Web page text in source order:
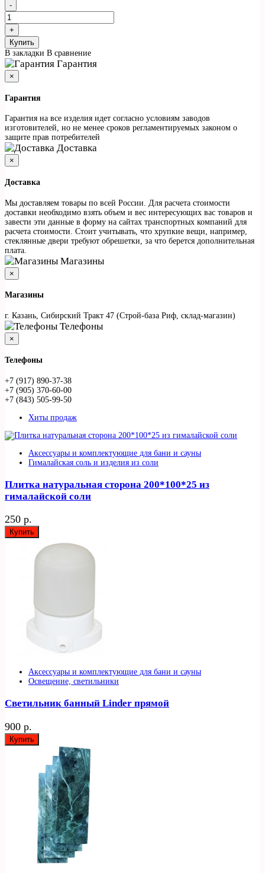
Купить
В закладки В сравнение
Гарантия
×
Гарантия
Гарантия на все изделия идет согласно условиям заводов
изготовителей, но не менее сроков регламентируемых законом о
защите прав потребителей
Доставка
×
Доставка
Мы доставляем товары по всей России. Для расчета стоимости
доставки необходимо взять объем и вес интересующих вас товаров и
завести эти данные в форму на сайтах транспортных компаний для
расчета стоимости. Стоит учитывать, что хрупкие вещи, например,
стеклянные двери требуют обрешетки, за что берется дополнительная
плата.
Магазины
×
Магазины
г. Казань, Сибирский Тракт 47 (Строй-база Риф, склад-магазин)
Телефоны
×
Телефоны
+7 (917) 890-37-38
+7 (905) 370-60-00
+7 (843) 505-99-50
Хиты продаж
Аксессуары и комплектующие для бани и сауны
Гималайская соль и изделия из соли
Плитка натуральная сторона 200*100*25 из
гималайской соли
250 р.
Купить
Аксессуары и комплектующие для бани и сауны
Освещение, светильники
Светильник банный Linder прямой
900 р.
Купить